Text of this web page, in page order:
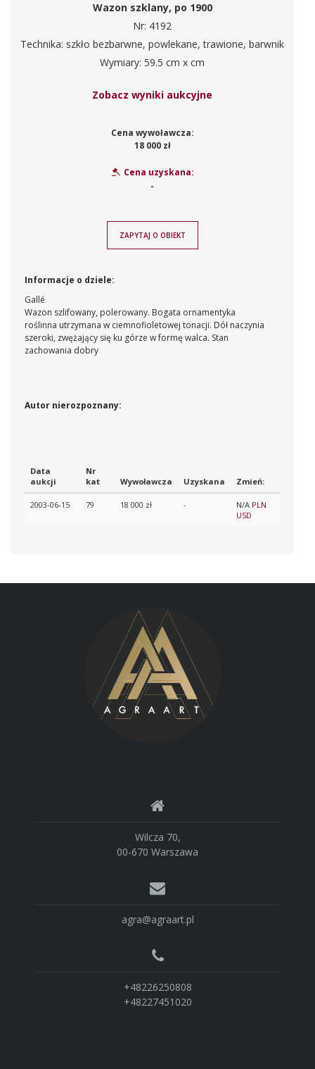
Wazon szklany, po 1900
Nr: 4192
Technika: szkło bezbarwne, powlekane, trawione, barwnik
Wymiary: 59.5 cm x cm
Zobacz wyniki aukcyjne
Cena wywoławcza:
18 000 zł
Cena uzyskana:
-
ZAPYTAJ O OBIEKT
Informacje o dziele:
Gallé
Wazon szlifowany, polerowany. Bogata ornamentyka
roślinna utrzymana w ciemnofioletowej tonacji. Dół naczynia
szeroki, zwężający się ku górze w formę walca. Stan
zachowania dobry
Autor nierozpoznany:
Data
aukcji
Nr
kat
Wywoławcza Uzyskana Zmień:
2003-06-15 79 18 000 zł - N/A PLN
USD
Wilcza 70,
00-670 Warszawa
agra@agraart.pl
+48226250808
+48227451020